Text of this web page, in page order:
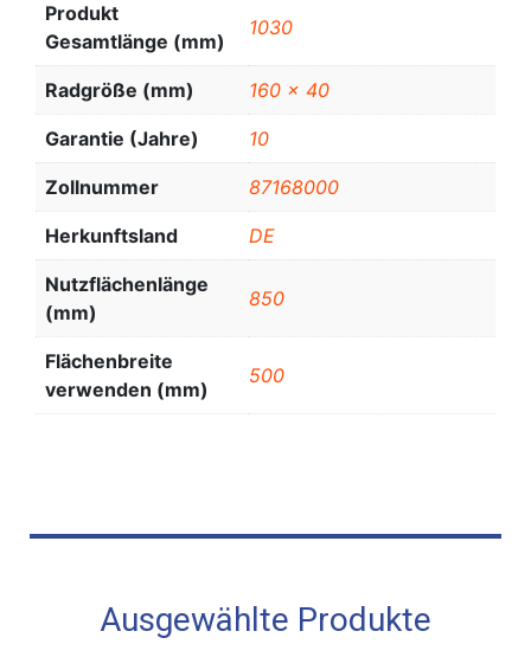
Produkt
Gesamtlänge (mm)
1030
Radgröße (mm) 160 x 40
Garantie (Jahre) 10
Zollnummer 87168000
Herkunftsland DE
Nutzflächenlänge
(mm)
850
Flächenbreite
verwenden (mm)
500
Ausgewählte Produkte